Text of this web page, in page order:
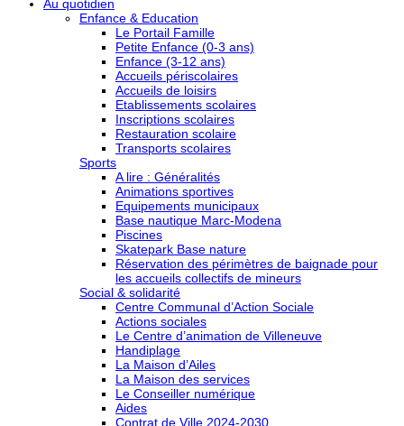
Au quotidien
Enfance & Education
Le Portail Famille
Petite Enfance (0-3 ans)
Enfance (3-12 ans)
Accueils périscolaires
Accueils de loisirs
Etablissements scolaires
Inscriptions scolaires
Restauration scolaire
Transports scolaires
Sports
A lire : Généralités
Animations sportives
Equipements municipaux
Base nautique Marc-Modena
Piscines
Skatepark Base nature
Réservation des périmètres de baignade pour
les accueils collectifs de mineurs
Social & solidarité
Centre Communal d’Action Sociale
Actions sociales
Le Centre d’animation de Villeneuve
Handiplage
La Maison d’Ailes
La Maison des services
Le Conseiller numérique
Aides
Contrat de Ville 2024-2030